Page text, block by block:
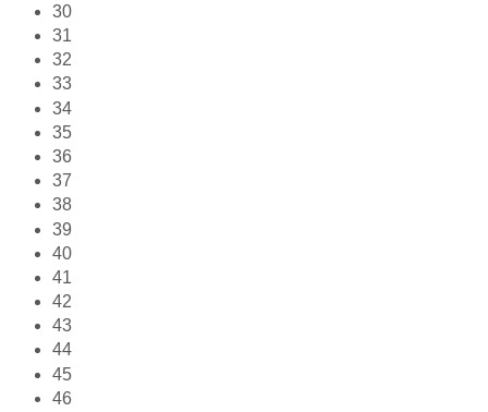
30
31
32
33
34
35
36
37
38
39
40
41
42
43
44
45
46